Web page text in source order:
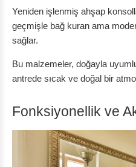
Yeniden işlenmiş ahşap
geçmişle bağ kuran ama
sağlar.
Bu malzemeler, doğayla
antrede sıcak ve doğal bir
Fonksiyonellik ve